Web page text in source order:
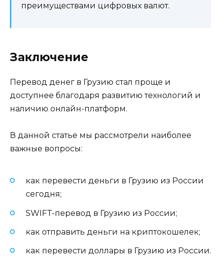
преимуществами цифровых валют.
Заключение
Перевод денег в Грузию стал проще и
доступнее благодаря развитию технологий и
наличию онлайн-платформ.
В данной статье мы рассмотрели наиболее
важные вопросы:
как перевести деньги в Грузию из России
сегодня;
SWIFT-перевод в Грузию из России;
как отправить деньги на криптокошелек;
как перевести доллары в Грузию из России.